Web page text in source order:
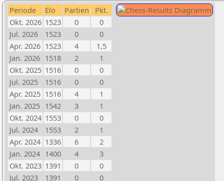
Periode Elo Partien
Pkt.
Okt. 2026 1523 0
0
Jul. 2026
1523 0
0
Apr. 2026 1523 4
1,5
Jan. 2026 1518 2
1
Okt. 2025 1516 0
0
Jul. 2025
1516 0
0
Apr. 2025 1516 4
1
Jan. 2025 1542 3
1
Okt. 2024 1553 0
0
Jul. 2024
1553 2
1
Apr. 2024 1336 6
2
Jan. 2024 1400 4
3
Okt. 2023 1391 0
0
Jul. 2023
1391 0
0